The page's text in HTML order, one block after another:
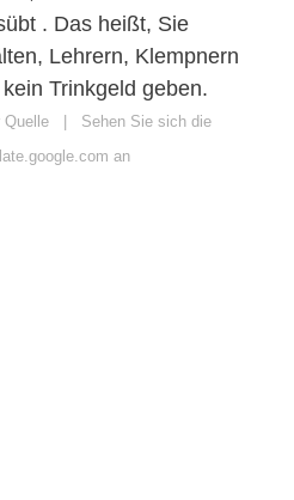
. Das heißt, Sie
Lehrern, Klempnern
Trinkgeld geben.
Quelle | Sehen Sie sich die
an